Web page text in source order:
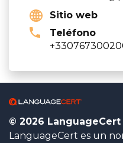
Sitio web
Teléfono
© 2026 LanguageCert
LanguageCert es un